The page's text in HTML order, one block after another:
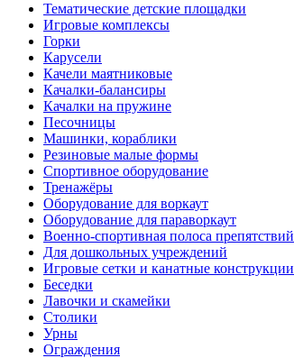
Тематические детские площадки
Игровые комплексы
Горки
Карусели
Качели маятниковые
Качалки-балансиры
Качалки на пружине
Песочницы
Машинки, кораблики
Резиновые малые формы
Спортивное оборудование
Тренажёры
Оборудование для воркаут
Оборудование для параворкаут
Военно-спортивная полоса препятствий
Для дошкольных учреждений
Игровые сетки и канатные конструкции
Беседки
Лавочки и скамейки
Столики
Урны
Ограждения